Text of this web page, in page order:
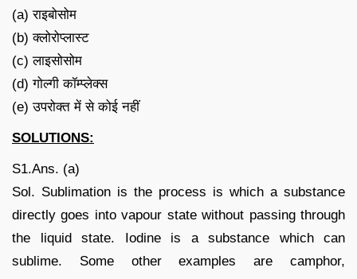
(a) राइबोसोम
(b) क्लोरोप्लास्ट
(c) लाइसोसोम
(d) गोल्गी कॉम्प्लेक्स
(e) उपरोक्त में से कोई नहीं
SOLUTIONS:
S1.Ans. (a)
Sol. Sublimation is the process is which a substance
directly goes into vapour state without passing through
the liquid state. Iodine is a substance which can
sublime. Some other examples are camphor,